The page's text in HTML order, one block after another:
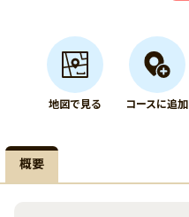
地図で見る コースに追加
概要